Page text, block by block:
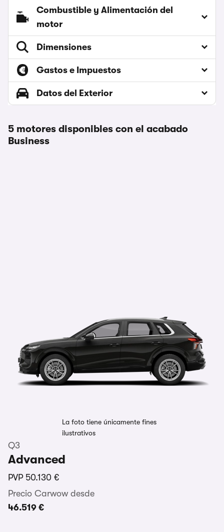
Combustible y Alimentación del
motor
Dimensiones
Gastos e Impuestos
Datos del Exterior
5 motores disponibles con el acabado
Business
La foto tiene únicamente fines
ilustrativos
Q3
Advanced
PVP 50.130 €
Precio Carwow desde
46.519 €